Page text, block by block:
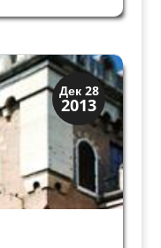
произошли
Дек 28
2013